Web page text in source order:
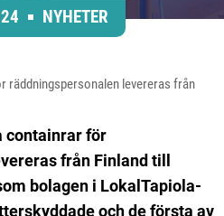
NYHETER
räddningspersonalen levereras från
containrar för
från Finland till
bolagen i LokalTapiola-
och de första av